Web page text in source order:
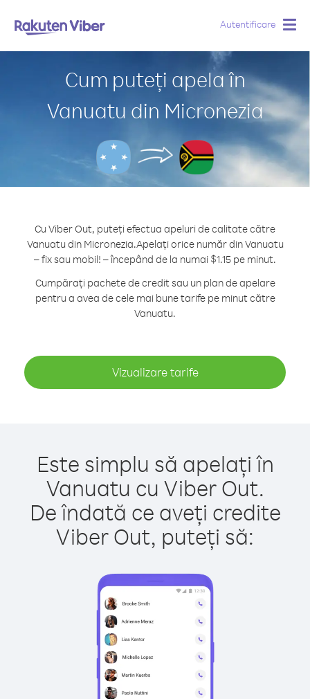
Autentificare
Cum puteți apela în
Vanuatu din Micronezia
Cu Viber Out, puteți efectua apeluri de calitate către
Vanuatu din Micronezia.Apelați orice număr din Vanuatu
– fix sau mobil! – începând de la numai $1.15 pe minut.
Cumpărați pachete de credit sau un plan de apelare
pentru a avea de cele mai bune tarife pe minut către
Vanuatu.
Vizualizare tarife
Este simplu să apelați în
Vanuatu cu Viber Out.
De îndată ce aveți credite
Viber Out, puteți să: